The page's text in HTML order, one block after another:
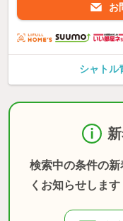
お
シャトル
検索中の条件の
くお知らせします